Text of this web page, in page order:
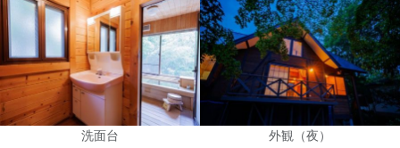
洗面台 外観（夜）